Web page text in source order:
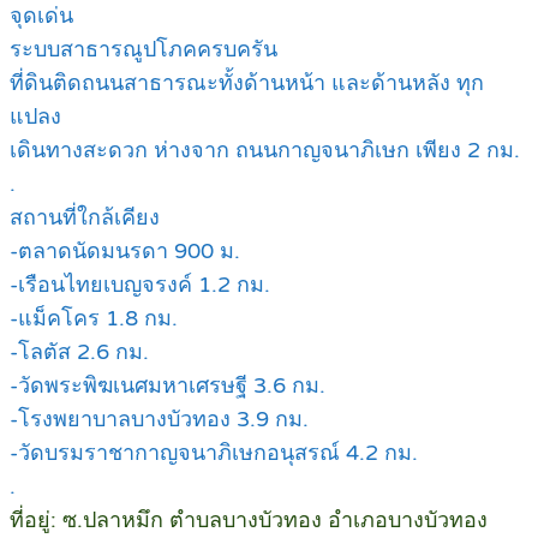
จุดเด่น
ระบบสาธารณูปโภคครบครัน
ที่ดินติดถนนสาธารณะทั้งด้านหน้า และด้านหลัง ทุก
แปลง
เดินทางสะดวก ห่างจาก ถนนกาญจนาภิเษก เพียง 2 กม.
.
สถานที่ใกล้เคียง
-ตลาดนัดมนรดา 900 ม.
-เรือนไทยเบญจรงค์ 1.2 กม.
-แม็คโคร 1.8 กม.
-โลตัส 2.6 กม.
-วัดพระพิฆเนศมหาเศรษฐี 3.6 กม.
-โรงพยาบาลบางบัวทอง 3.9 กม.
-วัดบรมราชากาญจนาภิเษกอนุสรณ์ 4.2 กม.
.
ที่อยู่: ซ.ปลาหมึก ตำบลบางบัวทอง อำเภอบางบัวทอง